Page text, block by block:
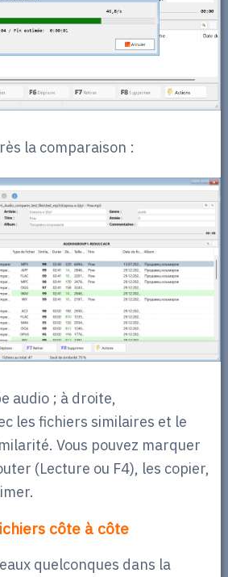
la comparaison :
audio ; à droite,
les fichiers similaires et le
Vous pouvez marquer
(Lecture ou F4), les copier,
côte à côte
quelconques dans la